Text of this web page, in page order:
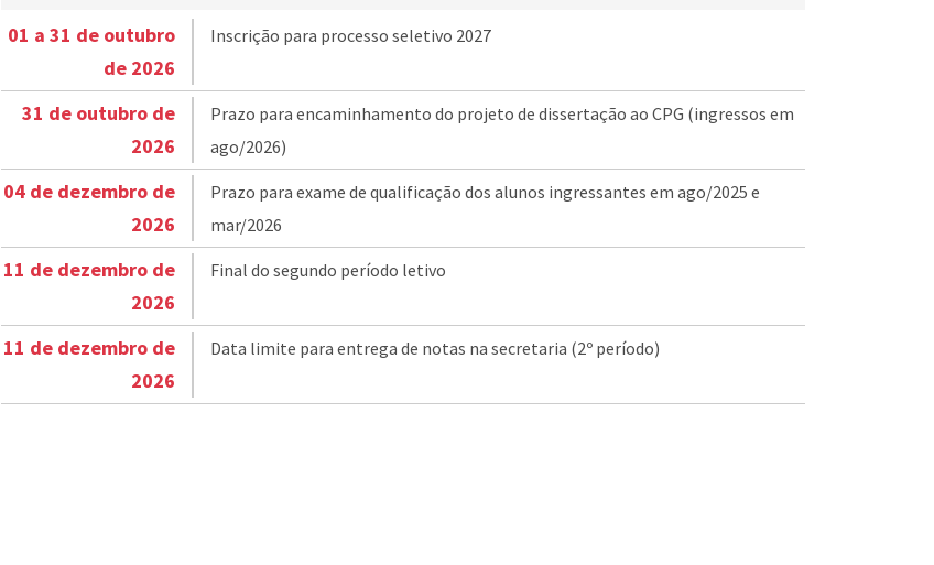
01 a 31 de outubro
de 2026
Inscrição para processo seletivo 2027
31 de outubro de
2026
Prazo para encaminhamento do projeto de dissertação ao CPG (ingressos em
ago/2026)
04 de dezembro de
2026
Prazo para exame de qualificação dos alunos ingressantes em ago/2025 e
mar/2026
11 de dezembro de
2026
Final do segundo período letivo
11 de dezembro de
2026
Data limite para entrega de notas na secretaria (2º período)